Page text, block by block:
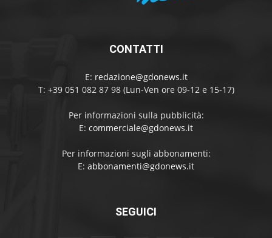
CONTATTI
E: redazione@gdonews.it
T: +39 051 082 87 98 (Lun-Ven ore 09-12 e 15-17)
Per informazioni sulla pubblicità:
E: commerciale@gdonews.it
Per informazioni sugli abbonamenti:
E: abbonamenti@gdonews.it
SEGUICI